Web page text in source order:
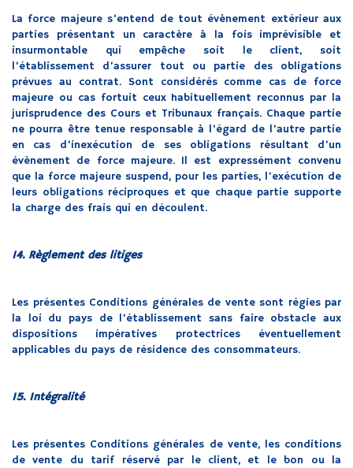
La force majeure s’entend de tout évènement extérieur aux
parties présentant un caractère à la fois imprévisible et
insurmontable qui empêche soit le client, soit
l’établissement d’assurer tout ou partie des obligations
prévues au contrat. Sont considérés comme cas de force
majeure ou cas fortuit ceux habituellement reconnus par la
jurisprudence des Cours et Tribunaux français. Chaque partie
ne pourra être tenue responsable à l’égard de l’autre partie
en cas d’inexécution de ses obligations résultant d’un
évènement de force majeure. Il est expressément convenu
que la force majeure suspend, pour les parties, l’exécution de
leurs obligations réciproques et que chaque partie supporte
la charge des frais qui en découlent.
14. Règlement des litiges
Les présentes Conditions générales de vente sont régies par
la loi du pays de l’établissement sans faire obstacle aux
dispositions impératives protectrices éventuellement
applicables du pays de résidence des consommateurs.
15. Intégralité
Les présentes Conditions générales de vente, les conditions
de vente du tarif réservé par le client, et le bon ou la